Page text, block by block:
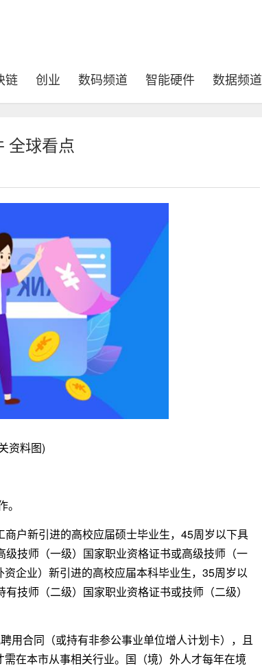
链 创业 数码频道 智能硬件 数据频道
全球看点
资料图)
户新引进的高校应届硕士毕业生，45周岁以下具
技师（一级）国家职业资格证书或高级技师（一
企业）新引进的高校应届本科毕业生，35周岁以
技师（二级）国家职业资格证书或技师（二级）
用合同（或持有非参公事业单位增人计划卡），且
在本市从事相关行业。国（境）外人才每年在境